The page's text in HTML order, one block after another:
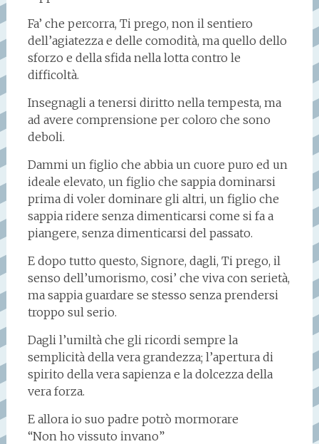
Fa’ che percorra, Ti prego, non il sentiero
dell’agiatezza e delle comodità, ma quello dello
sforzo e della sfida nella lotta contro le
difficoltà.
Insegnagli a tenersi diritto nella tempesta, ma
ad avere comprensione per coloro che sono
deboli.
Dammi un figlio che abbia un cuore puro ed un
ideale elevato, un figlio che sappia dominarsi
prima di voler dominare gli altri, un figlio che
sappia ridere senza dimenticarsi come si fa a
piangere, senza dimenticarsi del passato.
E dopo tutto questo, Signore, dagli, Ti prego, il
senso dell’umorismo, cosi’ che viva con serietà,
ma sappia guardare se stesso senza prendersi
troppo sul serio.
Dagli l’umiltà che gli ricordi sempre la
semplicità della vera grandezza; l’apertura di
spirito della vera sapienza e la dolcezza della
vera forza.
E allora io suo padre potrò mormorare
“Non ho vissuto invano”